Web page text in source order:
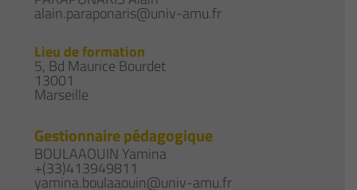
alain.paraponaris@univ-amu.fr
Lieu de formation
5, Bd Maurice Bourdet
13001
Marseille
Gestionnaire pédagogique
BOULAAOUIN Yamina
+(33)413949811
yamina.boulaaouin@univ-amu.fr